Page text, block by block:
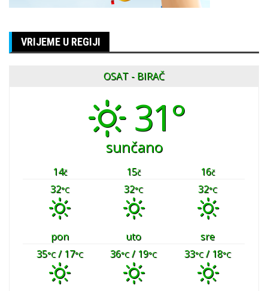
VRIJEME U REGIJI
OSAT - BIRAČ
31°
sunčano
14č 15č 16č
32°C 32°C 32°C
pon uto
sre
35°C/ 17°C 36°C/ 19°C 33°C/ 18°C